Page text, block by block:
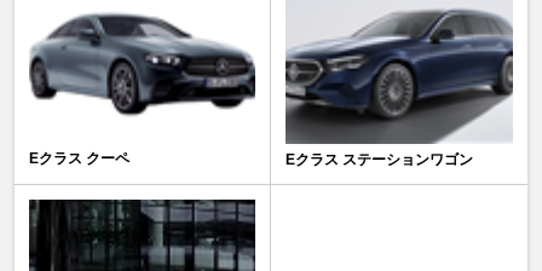
Eクラス クーペ Eクラス ステーションワゴン